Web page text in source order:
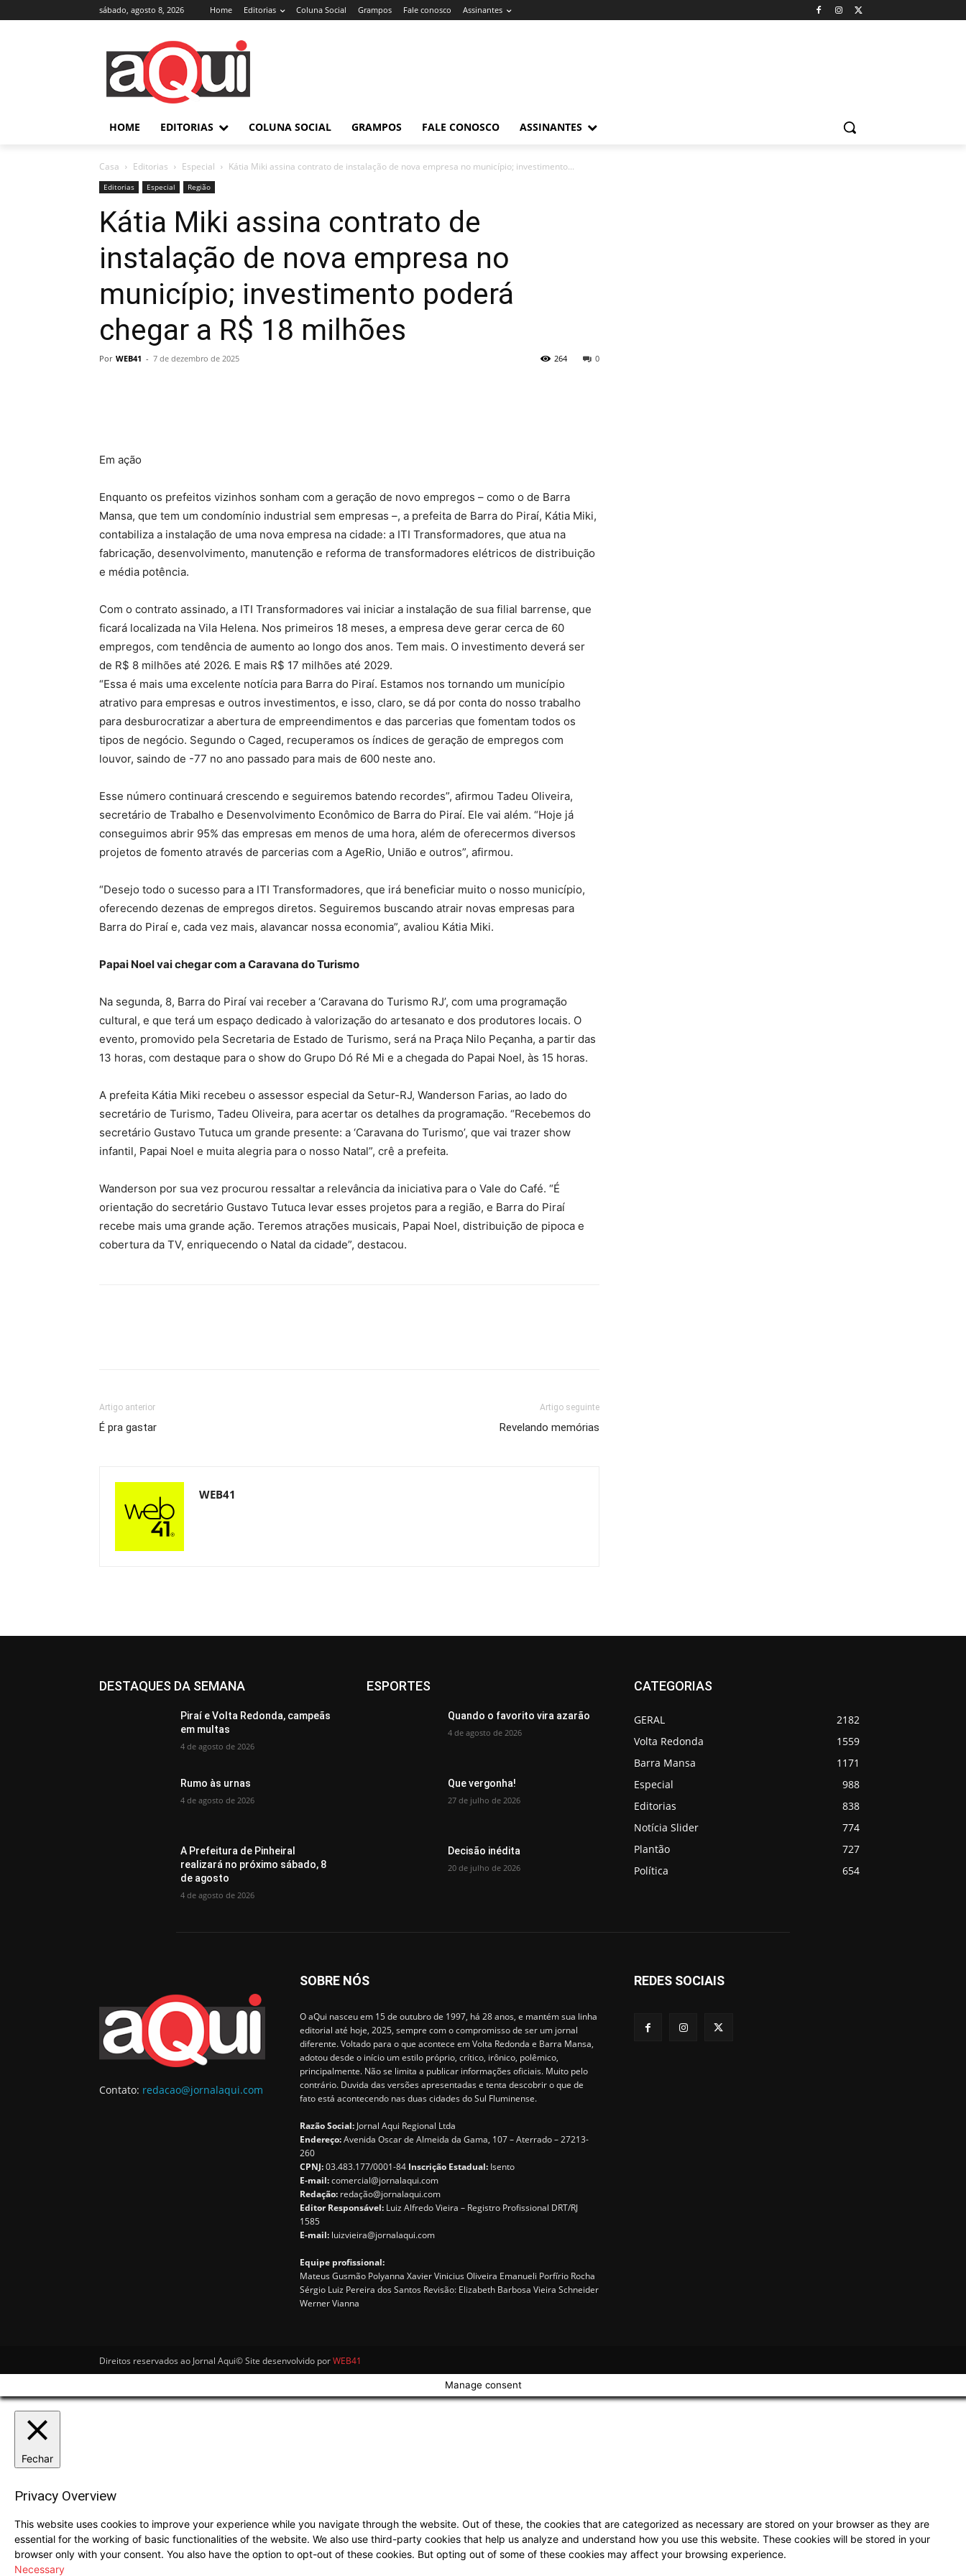
sábado, agosto 8, 2026 Home Editorias Coluna Social Grampos Fale conosco Assinantes
HOME EDITORIAS COLUNA SOCIAL GRAMPOS FALE CONOSCO ASSINANTES
Casa Editorias Especial Kátia Miki assina contrato de instalação de nova empresa no município; investimento...
Editorias Especial Região
Kátia Miki assina contrato de
instalação de nova empresa no
município; investimento poderá
chegar a R$ 18 milhões
Por WEB41 - 7 de dezembro de 2025 0
264
Em ação
Enquanto os prefeitos vizinhos sonham com a geração de novo empregos – como o de Barra
Mansa, que tem um condomínio industrial sem empresas –, a prefeita de Barra do Piraí, Kátia Miki,
contabiliza a instalação de uma nova empresa na cidade: a ITI Transformadores, que atua na
fabricação, desenvolvimento, manutenção e reforma de transformadores elétricos de distribuição
e média potência.
Com o contrato assinado, a ITI Transformadores vai iniciar a instalação de sua filial barrense, que
ficará localizada na Vila Helena. Nos primeiros 18 meses, a empresa deve gerar cerca de 60
empregos, com tendência de aumento ao longo dos anos. Tem mais. O investimento deverá ser
de R$ 8 milhões até 2026. E mais R$ 17 milhões até 2029.
“Essa é mais uma excelente notícia para Barra do Piraí. Estamos nos tornando um município
atrativo para empresas e outros investimentos, e isso, claro, se dá por conta do nosso trabalho
para desburocratizar a abertura de empreendimentos e das parcerias que fomentam todos os
tipos de negócio. Segundo o Caged, recuperamos os índices de geração de empregos com
louvor, saindo de -77 no ano passado para mais de 600 neste ano.
Esse número continuará crescendo e seguiremos batendo recordes”, afirmou Tadeu Oliveira,
secretário de Trabalho e Desenvolvimento Econômico de Barra do Piraí. Ele vai além. “Hoje já
conseguimos abrir 95% das empresas em menos de uma hora, além de oferecermos diversos
projetos de fomento através de parcerias com a AgeRio, União e outros”, afirmou.
“Desejo todo o sucesso para a ITI Transformadores, que irá beneficiar muito o nosso município,
oferecendo dezenas de empregos diretos. Seguiremos buscando atrair novas empresas para
Barra do Piraí e, cada vez mais, alavancar nossa economia”, avaliou Kátia Miki.
Papai Noel vai chegar com a Caravana do Turismo
Na segunda, 8, Barra do Piraí vai receber a ‘Caravana do Turismo RJ’, com uma programação
cultural, e que terá um espaço dedicado à valorização do artesanato e dos produtores locais. O
evento, promovido pela Secretaria de Estado de Turismo, será na Praça Nilo Peçanha, a partir das
13 horas, com destaque para o show do Grupo Dó Ré Mi e a chegada do Papai Noel, às 15 horas.
A prefeita Kátia Miki recebeu o assessor especial da Setur-RJ, Wanderson Farias, ao lado do
secretário de Turismo, Tadeu Oliveira, para acertar os detalhes da programação. “Recebemos do
secretário Gustavo Tutuca um grande presente: a ‘Caravana do Turismo’, que vai trazer show
infantil, Papai Noel e muita alegria para o nosso Natal”, crê a prefeita.
Wanderson por sua vez procurou ressaltar a relevância da iniciativa para o Vale do Café. “É
orientação do secretário Gustavo Tutuca levar esses projetos para a região, e Barra do Piraí
recebe mais uma grande ação. Teremos atrações musicais, Papai Noel, distribuição de pipoca e
cobertura da TV, enriquecendo o Natal da cidade”, destacou.
Artigo anterior
É pra gastar
Artigo seguinte
Revelando memórias
WEB41
DESTAQUES DA SEMANA
Piraí e Volta Redonda, campeãs
em multas
4 de agosto de 2026
Rumo às urnas
4 de agosto de 2026
A Prefeitura de Pinheiral
realizará no próximo sábado, 8
de agosto
4 de agosto de 2026
ESPORTES
Quando o favorito vira azarão
4 de agosto de 2026
Que vergonha!
27 de julho de 2026
Decisão inédita
20 de julho de 2026
CATEGORIAS
GERAL
2182
Volta Redonda
1559
Barra Mansa
1171
Especial
988
Editorias
838
Notícia Slider
774
Plantão
727
Política
654
Contato: redacao@jornalaqui.com
SOBRE NÓS
O aQui nasceu em 15 de outubro de 1997, há 28 anos, e mantém sua linha
editorial até hoje, 2025, sempre com o compromisso de ser um jornal
diferente. Voltado para o que acontece em Volta Redonda e Barra Mansa,
adotou desde o início um estilo próprio, crítico, irônico, polêmico,
principalmente. Não se limita a publicar informações oficiais. Muito pelo
contrário. Duvida das versões apresentadas e tenta descobrir o que de
fato está acontecendo nas duas cidades do Sul Fluminense.
Razão Social: Jornal Aqui Regional Ltda
Endereço:Avenida Oscar de Almeida da Gama, 107 – Aterrado – 27213-
260
CPNJ:03.483.177/0001-84 Inscrição Estadual: Isento
E-mail:comercial@jornalaqui.com
Redação: redação@jornalaqui.com
Editor Responsável: Luiz Alfredo Vieira – Registro Profissional DRT/RJ
1585
E-mail: luizvieira@jornalaqui.com
Equipe profissional:
Mateus Gusmão Polyanna Xavier Vinicius Oliveira Emanueli Porfírio Rocha
Sérgio Luiz Pereira dos Santos Revisão: Elizabeth Barbosa Vieira Schneider
Werner Vianna
REDES SOCIAIS
Direitos reservados ao Jornal Aqui© Site desenvolvido porWEB41
Manage consent
Fechar
Privacy Overview
This website uses cookies to improve your experience while you navigate through the website. Out of these, the cookies that are categorized as necessary are stored on your browser as they are
essential for the working of basic functionalities of the website. We also use third-party cookies that help us analyze and understand how you use this website. These cookies will be stored in your
browser only with your consent. You also have the option to opt-out of these cookies. But opting out of some of these cookies may affect your browsing experience.
Necessary